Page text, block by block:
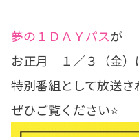
夢の１ＤＡＹパスが
お正月 １／３（金）
特別番組として放送さ
ぜひご覧ください⭐